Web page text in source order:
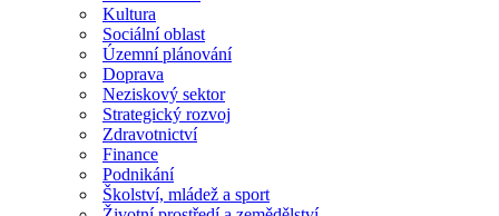
Kultura
Sociální oblast
Územní plánování
Doprava
Neziskový sektor
Strategický rozvoj
Zdravotnictví
Finance
Podnikání
Školství, mládež a sport